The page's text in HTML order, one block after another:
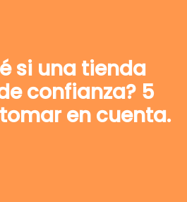
si una tienda
confianza? 5
en cuenta.